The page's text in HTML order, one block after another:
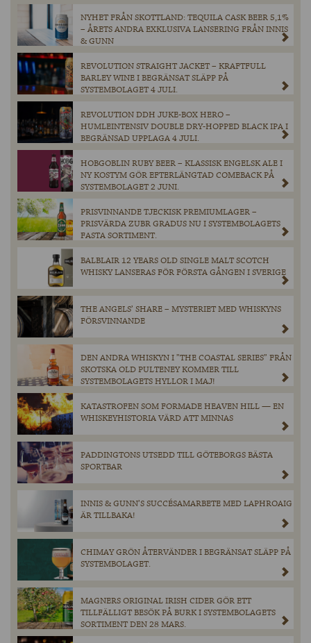
NYHET FRÅN SKOTTLAND: TEQUILA CASK BEER 5,1%
– ÅRETS ANDRA EXKLUSIVA LANSERING FRÅN INNIS
& GUNN
REVOLUTION STRAIGHT JACKET – KRAFTFULL
BARLEY WINE I BEGRÄNSAT SLÄPP PÅ
SYSTEMBOLAGET 4 JULI.
REVOLUTION DDH JUKE-BOX HERO –
HUMLEINTENSIV DOUBLE DRY-HOPPED BLACK IPA I
BEGRÄNSAD UPPLAGA 4 JULI.
HOBGOBLIN RUBY BEER – KLASSISK ENGELSK ALE I
NY KOSTYM GÖR EFTERLÄNGTAD COMEBACK PÅ
SYSTEMBOLAGET 2 JUNI.
PRISVINNANDE TJECKISK PREMIUMLAGER –
PRISVÄRDA ZUBR GRADUS NU I SYSTEMBOLAGETS
FASTA SORTIMENT.
BALBLAIR 12 YEARS OLD SINGLE MALT SCOTCH
WHISKY LANSERAS FÖR FÖRSTA GÅNGEN I SVERIGE
THE ANGELS’ SHARE – MYSTERIET MED WHISKYNS
FÖRSVINNANDE
DEN ANDRA WHISKYN I ”THE COASTAL SERIES” FRÅN
SKOTSKA OLD PULTENEY KOMMER TILL
SYSTEMBOLAGETS HYLLOR I MAJ!
KATASTROFEN SOM FORMADE HEAVEN HILL — EN
WHISKEYHISTORIA VÄRD ATT MINNAS
PADDINGTONS UTSEDD TILL GÖTEBORGS BÄSTA
SPORTBAR
INNIS & GUNN’S SUCCÉSAMARBETE MED LAPHROAIG
ÄR TILLBAKA!
CHIMAY GRÖN ÅTERVÄNDER I BEGRÄNSAT SLÄPP PÅ
SYSTEMBOLAGET.
MAGNERS ORIGINAL IRISH CIDER GÖR ETT
TILLFÄLLIGT BESÖK PÅ BURK I SYSTEMBOLAGETS
SORTIMENT DEN 28 MARS.